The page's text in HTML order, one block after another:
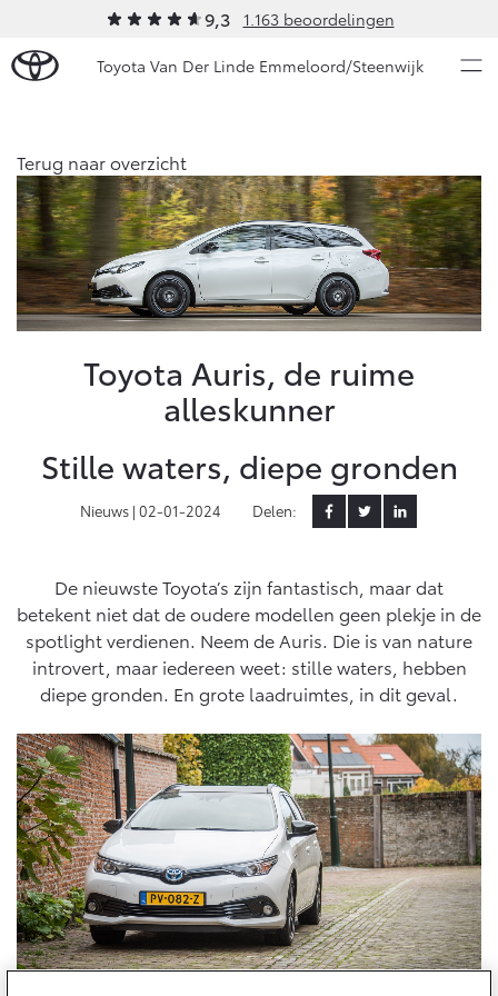
9,3 1.163 beoordelingen
Toyota Van Der Linde Emmeloord/Steenwijk
Ons bedrijf
Ons bedrijf
Onze medewerkers
Autohopper/Autoverhuur
Autohopper/Verhuisbus
Contact en Route
Klantbeoordelingen
Modellen
Aygo X
HYBRIDE
Vanaf € 23.750,-
Yaris
HYBRIDE
Corolla Hatchback
HYBRIDE
Vanaf € 33.495,-
Corolla Touring Sports
HYBRIDE
Vanaf € 35.495,-
Occasions
Nieuws & Acties
Onderhoud op Maat
APK
Airco check
Vakantiecheck
Hybride Zekerheid Controle
Toyota handleidingen
Toyota Service Informatie (SIL)
Schade & Garantie
Toyota Pechhulp
Schade & Glasherstel
10 jaar Toyota garantie
Diensten
Wat is Private Lease?
Bereken je maandbedrag
Private Lease voor ZZP
Financieren
Toyota Betaalplan
Oplaadservice
Thuislaadpakketten
Zakelijk
Toyota voor de zaak
Leaserijder
ZZP
Wagenparkbeheer
Leasen
Financial Lease
Operational Lease
Werkplaatsafspraak maken
Contact en Route
Schade melden
Plan een proefrit
Vraag een brochure aan
Bekijk de verwachte modellen
Terug naar overzicht
Toyota Auris, de ruime
alleskunner
Stille waters, diepe gronden
Nieuws | 02-01-2024 Delen:
De nieuwste Toyota’s zijn fantastisch, maar dat
betekent niet dat de oudere modellen geen plekje in de
spotlight verdienen. Neem de Auris. Die is van nature
introvert, maar iedereen weet: stille waters, hebben
diepe gronden. En grote laadruimtes, in dit geval.